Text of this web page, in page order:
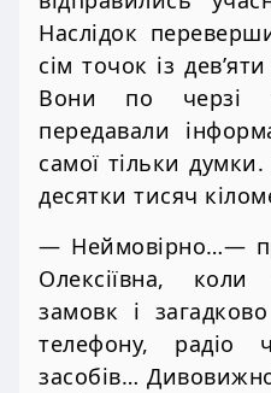
Наслідок
сім точок із
Вони по черзі
передавали
самої тільки
десятки тисяч
— Неймовірно…—
Олексіївна,
замовк і
телефону, радіо
засобів…